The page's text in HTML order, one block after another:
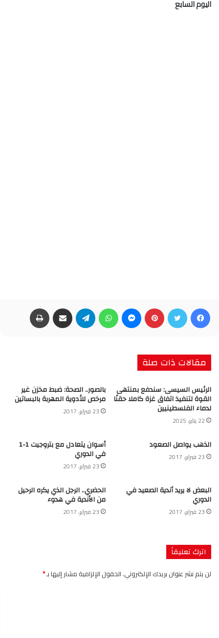
اليوم السابع
فيسبوك تويتر بينتيريست ماسنجر واتساب تيلقرام مشاركة عبر البريد
مقالات ذات صلة
الرئيس السيسى: سندفع بمنتهى
القوة لتنفيذ اتفاق غزة كاملا حقنًا
لدماء الفلسطينيين
22 يناير، 2025
بالصور.. الصحة: ضبط مخزن غير
مرخص للأدوية المهربة بالبساتين
23 فبراير، 2017
الذهب يواصل الصعود
23 فبراير، 2017
أسوان يتعادل مع بتروجيت 1-1
في الدوري
23 فبراير، 2017
البعض لا يريد أندية الصعيد في
الدوري
23 فبراير، 2017
الحضري.. الرجل الذي يكره الرحيل
من الأندية في هدوء
23 فبراير، 2017
اترك تعليقاً
لن يتم نشر عنوان بريدك الإلكتروني.الحقول الإلزامية مشار إليها بـ*